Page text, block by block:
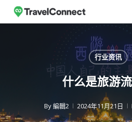
行业资讯
什么是旅游
By編輯2 2024年11月21日